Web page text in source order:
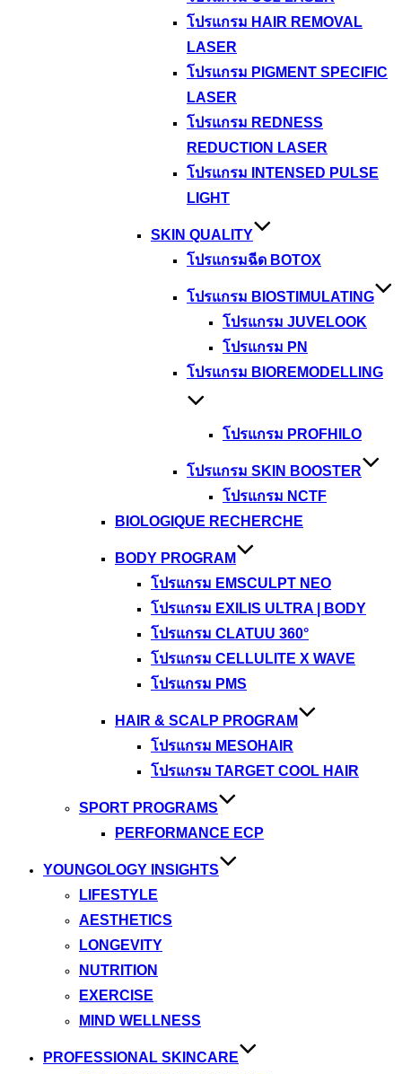
โปรแกรม HAIR REMOVAL
LASER
โปรแกรม PIGMENT SPECIFIC
LASER
โปรแกรม REDNESS
REDUCTION LASER
โปรแกรม INTENSED PULSE
LIGHT
SKIN QUALITY
โปรแกรมฉีด BOTOX
โปรแกรม BIOSTIMULATING
โปรแกรม JUVELOOK
โปรแกรม PN
โปรแกรม BIOREMODELLING
โปรแกรม PROFHILO
โปรแกรม SKIN BOOSTER
โปรแกรม NCTF
BIOLOGIQUE RECHERCHE
BODY PROGRAM
โปรแกรม EMSCULPT NEO
โปรแกรม EXILIS ULTRA | BODY
โปรแกรม CLATUU 360°
โปรแกรม CELLULITE X WAVE
โปรแกรม PMS
HAIR & SCALP PROGRAM
โปรแกรม MESOHAIR
โปรแกรม TARGET COOL HAIR
SPORT PROGRAMS
PERFORMANCE ECP
YOUNGOLOGY INSIGHTS
LIFESTYLE
AESTHETICS
LONGEVITY
NUTRITION
EXERCISE
MIND WELLNESS
PROFESSIONAL SKINCARE